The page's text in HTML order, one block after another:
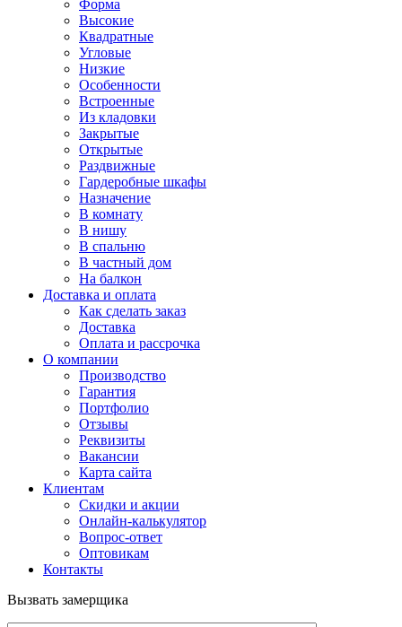
Форма
Высокие
Квадратные
Угловые
Низкие
Особенности
Встроенные
Из кладовки
Закрытые
Открытые
Раздвижные
Гардеробные шкафы
Назначение
В комнату
В нишу
В спальню
В частный дом
На балкон
Доставка и оплата
Как сделать заказ
Доставка
Оплата и рассрочка
О компании
Производство
Гарантия
Портфолио
Отзывы
Реквизиты
Вакансии
Карта сайта
Клиентам
Скидки и акции
Онлайн-калькулятор
Вопрос-ответ
Оптовикам
Контакты
Вызвать замерщика